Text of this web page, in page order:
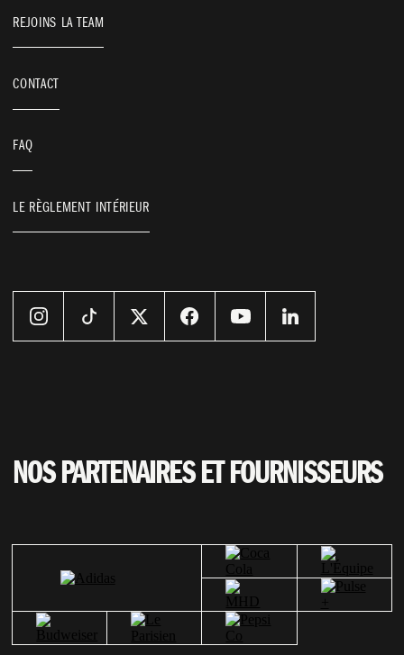
CENTRAL CHAPELLE
VOS BESOINS
REJOINS LA TEAM
CONTACT
FAQ
LE RÈGLEMENT INTÉRIEUR
NOS PARTENAIRES ET FOURNISSEURS